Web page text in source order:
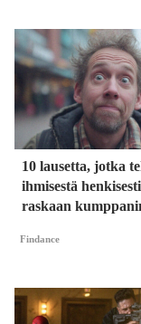
10 lausetta, jotka
ihmisestä henkisesti
raskaan
Findance